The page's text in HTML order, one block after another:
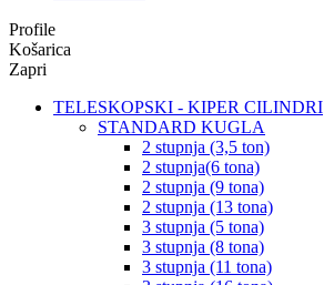
Profile
Košarica
Zapri
TELESKOPSKI - KIPER CILINDRI
STANDARD KUGLA
2 stupnja (3,5 ton)
2 stupnja(6 tona)
2 stupnja (9 tona)
2 stupnja (13 tona)
3 stupnja (5 tona)
3 stupnja (8 tona)
3 stupnja (11 tona)